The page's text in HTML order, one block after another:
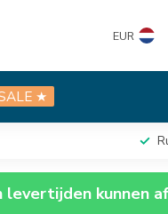
EUR
★
levertijden kunnen